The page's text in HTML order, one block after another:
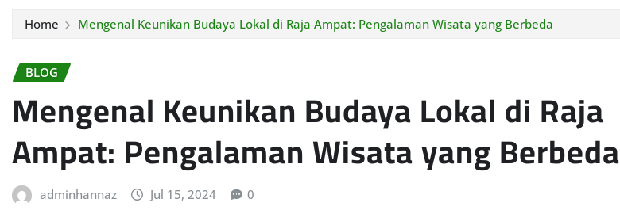
Home Mengenal Keunikan Budaya Lokal di Raja Ampat: Pengalaman Wisata yang Berbeda
BLOG
Mengenal Keunikan Budaya Lokal di Raja
Ampat: Pengalaman Wisata yang Berbeda
adminhannaz Jul 15, 2024 0